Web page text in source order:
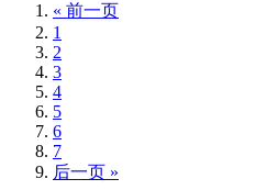
« 前一页
1
2
3
4
5
6
7
后一页 »